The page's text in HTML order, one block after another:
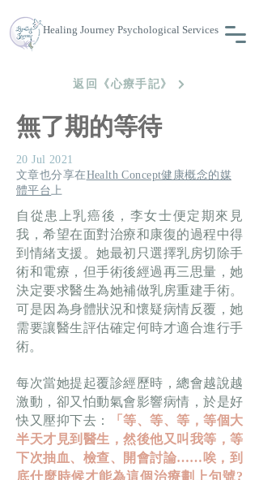
Healing Journey Psychological Services
返回《心療手記》
無了期的等待
20 Jul 2021
​文章也分享在Health Concept健康概念的媒
體平台上
自從患上乳癌後，李女士便定期來見
我，希望在面對治療和康復的過程中得
到情緒支援。她最初只選擇乳房切除手
術和電療，但手術後經過再三思量，她
決定要求醫生為她補做乳房重建手術。
可是因為身體狀況和懷疑病情反覆，她
需要讓醫生評估確定何時才適合進行手
術。
每次當她提起覆診經歷時，總會越說越
激動，卻又怕動氣會影響病情，於是好
快又壓抑下去：
「等、等、等，等個大
半天才見到醫生，然後他又叫我等，等
下次抽血、檢查、開會討論……唉，到
底什麼時候才能為這個治療劃上句號?